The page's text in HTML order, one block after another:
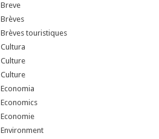
Breve
Brèves
Brèves touristiques
Cultura
Culture
Culture
Economia
Economics
Economie
Environment